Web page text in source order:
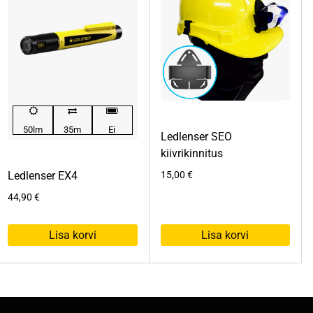
50lm 35m Ei
Ledlenser EX4
44,90 €
Lisa korvi
Ledlenser SEO
kiivrikinnitus
15,00 €
Lisa korvi